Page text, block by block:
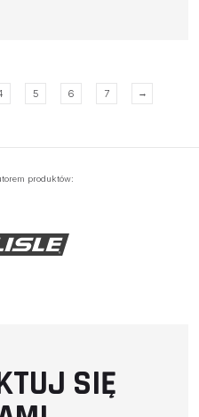
5 6 7 →
produktów:
SIĘ